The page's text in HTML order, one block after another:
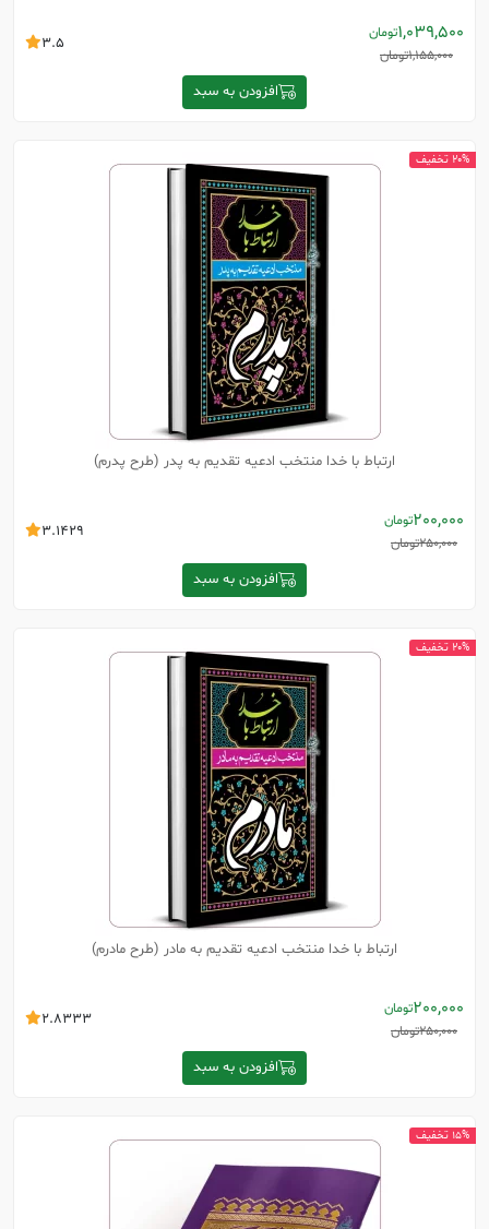
1,039,500تومان
1,155,000تومان
3.5
افزودن به سبد
ارتباط با خدا منتخب ادعیه تقدیم به پدر (طرح پدرم)
200,000تومان
250,000تومان
3.1429
افزودن به سبد
20% تخفیف
ارتباط با خدا منتخب ادعیه تقدیم به مادر (طرح مادرم)
200,000تومان
250,000تومان
2.8333
افزودن به سبد
20% تخفیف
15% تخفیف